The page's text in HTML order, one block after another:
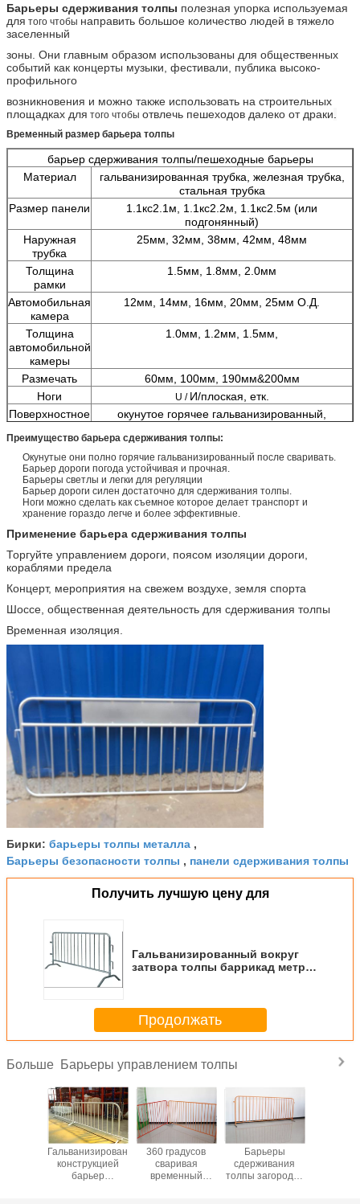
Барьеры сдерживания толпы полезная упорка используемая
для того чтобы направить большое количество людей в тяжело
заселенный
зоны. Они главным образом использованы для общественных
событий как концерты музыки, фестивали, публика высоко-
профильного
возникновения и можно также использовать на строительных
площадках для того чтобы отвлечь пешеходов далеко от драки
Временный размер барьера толпы
барьер сдерживания толпы/пешеходные барьеры
Материал
гальванизированная трубка, железная трубка,
стальная трубка
Размер панели
1.1кс2.1м, 1.1кс2.2м, 1.1кс2.5м (или
подгонянный)
Наружная
трубка
25мм, 32мм, 38мм, 42мм, 48мм
Толщина
рамки
1.5мм, 1.8мм, 2.0мм
Автомобильная
камера
12мм, 14мм, 16мм, 20мм, 25мм О.Д.
Толщина
автомобильной
камеры
1.0мм, 1.2мм, 1.5мм,
Размечать
60мм, 100мм, 190мм&200мм
Ноги
U / И/плоская, етк.
Поверхностное
окунутое горячее гальванизированный,
пульверизатора, покрытый порошок
Цвет
темные ое-зелен, черный, белый, коричневый,
етк.
Преимущество барьера сдерживания толпы:
Окунутые они полно горячие гальванизированный после сваривать.
Барьер дороги погода устойчивая и прочная.
Барьеры светлы и легки для регуляции
Барьер дороги силен достаточно для сдерживания толпы.
Ноги можно сделать как съемное которое делает транспорт и
хранение гораздо легче и более эффективные.
Применение барьера сдерживания толпы
Торгуйте управлением дороги, поясом изоляции дороги,
кораблями предела
Концерт, мероприятия на свежем воздухе, земля спорта
Шоссе, общественная деятельность для сдерживания толпы
Временная изоляция.
Бирки: барьеры толпы металла ,
Барьеры безопасности толпы , панели сдерживания толпы
Получить лучшую цену для
Гальванизированный вокруг
затвора толпы баррикад метр
Продолжать
Больше Барьеры управлением толпы
Гальванизированный
конструкцией
барьер
360 градусов
сваривая
временный
Барьеры
сдерживания
толпы загородки